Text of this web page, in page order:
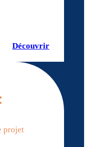
Découvrir
projet